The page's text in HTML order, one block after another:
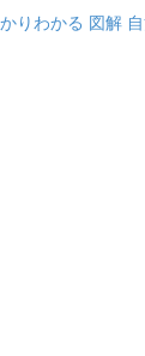
りわかる 図解